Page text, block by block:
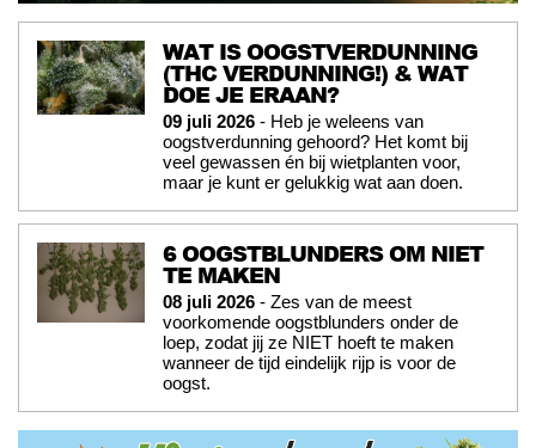
WAT IS OOGSTVERDUNNING
(THC VERDUNNING!) & WAT
DOE JE ERAAN?
09 juli 2026 - Heb je weleens van
oogstverdunning gehoord? Het komt bij
veel gewassen én bij wietplanten voor,
maar je kunt er gelukkig wat aan doen.
6 OOGSTBLUNDERS OM NIET
TE MAKEN
08 juli 2026 - Zes van de meest
voorkomende oogstblunders onder de
loep, zodat jij ze NIET hoeft te maken
wanneer de tijd eindelijk rijp is voor de
oogst.